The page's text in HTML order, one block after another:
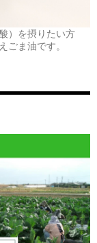
）を摂りたい方
ごま油です。